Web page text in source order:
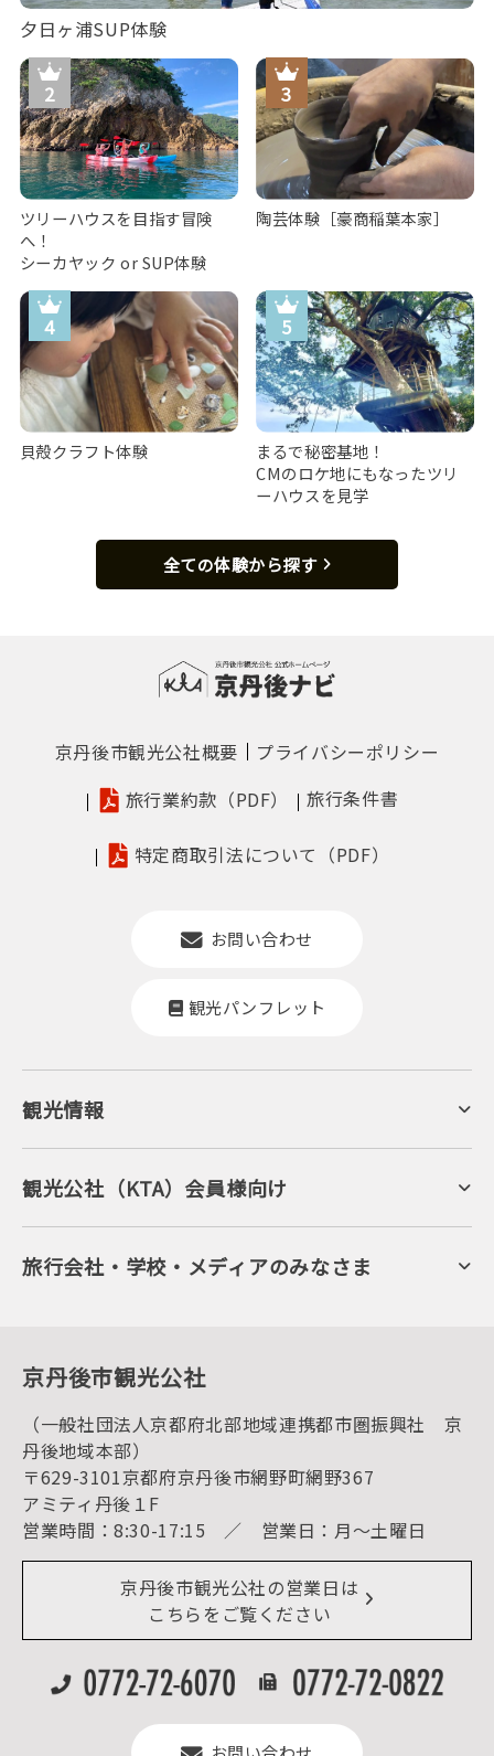
夕日ヶ浦SUP体験
ツリーハウスを目指す冒険
へ！
シーカヤック or SUP体験
陶芸体験［豪商稲葉本家］
貝殻クラフト体験
まるで秘密基地！
CMのロケ地にもなったツリ
ーハウスを見学
全ての体験から探す
京丹後市観光公社概要
プライバシーポリシー
旅行業約款（PDF）
旅行条件書
特定商取引法について（PDF）
お問い合わせ
観光パンフレット
観光情報
京丹後について
ジオパークの絶景
キャンプ・グランピング
自然景観
旬の食
フルーツ
美術館・資料館
観光
海水浴
キャンプ
お宿探し
宿泊・日帰り予約（空室検索）
予約照会・予約キャンセル
宿泊施設一覧（お宿比較ページ）
アクセス
お知らせ
イベント情報
デジタル観光パンフレット
リアルタイム道路情報
よくある質問
観光公社（KTA）会員様向け
KTA会員コミュニティ
会員向けサービス
KTAニュースレター
会員加入・会員情報（会員規程）
旅行会社・学校・メディアのみなさま
プレスリリース
京丹後市観光公社
（一般社団法人京都府北部地域連携都市圏振興社 京
丹後地域本部）
〒629-3101京都府京丹後市網野町網野367
アミティ丹後１F
営業時間：8:30-17:15 ／ 営業日：月～土曜日
京丹後市観光公社の営業日は
こちらをご覧ください